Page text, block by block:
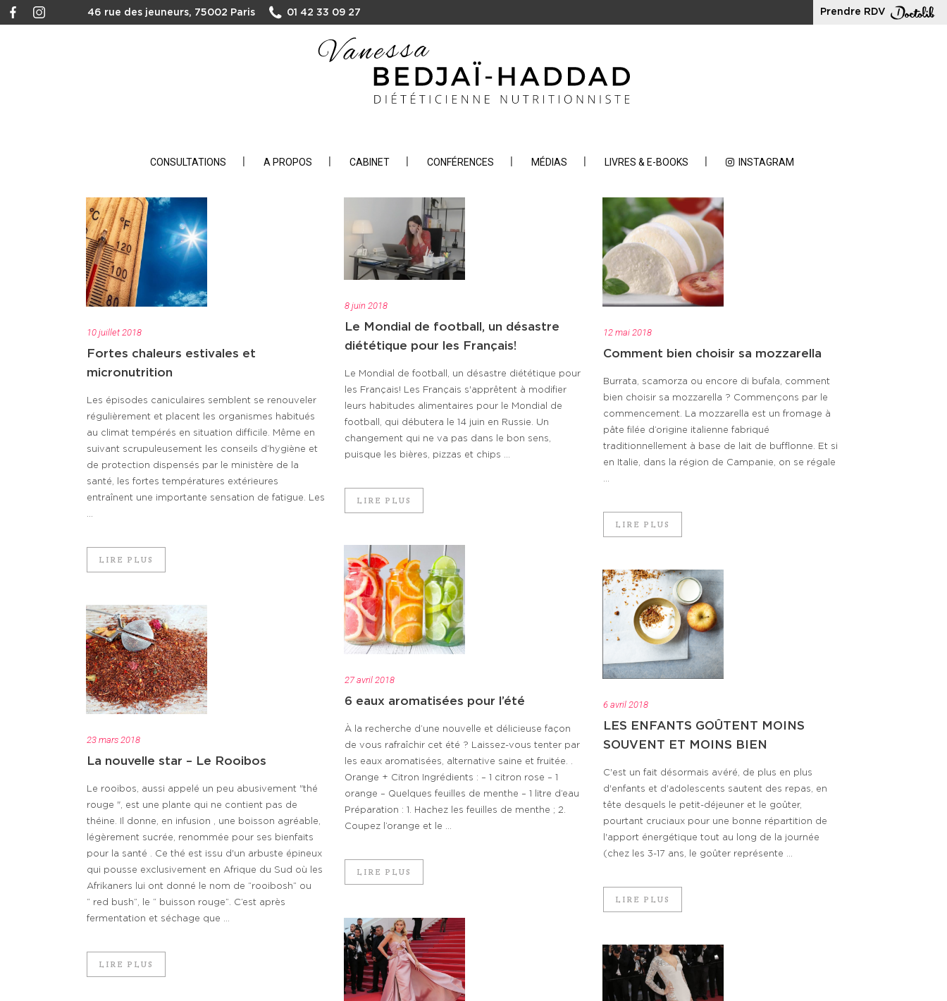
46 rue des jeuneurs, 75002 Paris 01 42 33 09 27 Prendre RDV
CONSULTATIONS A PROPOS CABINET CONFÉRENCES MÉDIAS LIVRES & E-BOOKS INSTAGRAM
10 juillet 2018
Fortes chaleurs estivales et
micronutrition
Les épisodes caniculaires semblent se renouveler
régulièrement et placent les organismes habitués
au climat tempérés en situation difficile. Même en
suivant scrupuleusement les conseils d’hygiène et
de protection dispensés par le ministère de la
santé, les fortes températures extérieures
entraînent une importante sensation de fatigue. Les
...
LIRE PLUS
8 juin 2018
Le Mondial de football, un désastre
diététique pour les Français!
Le Mondial de football, un désastre diététique pour
les Français! Les Français s'apprêtent à modifier
leurs habitudes alimentaires pour le Mondial de
football, qui débutera le 14 juin en Russie. Un
changement qui ne va pas dans le bon sens,
puisque les bières, pizzas et chips ...
LIRE PLUS
12 mai 2018
Comment bien choisir sa mozzarella
Burrata, scamorza ou encore di bufala, comment
bien choisir sa mozzarella ? Commençons par le
commencement. La mozzarella est un fromage à
pâte filée d’origine italienne fabriqué
traditionnellement à base de lait de bufflonne. Et si
en Italie, dans la région de Campanie, on se régale
...
LIRE PLUS
27 avril 2018
6 eaux aromatisées pour l’été
À la recherche d’une nouvelle et délicieuse façon
de vous rafraîchir cet été ? Laissez-vous tenter par
les eaux aromatisées, alternative saine et fruitée. .
Orange + Citron Ingrédients : – 1 citron rose – 1
orange – Quelques feuilles de menthe – 1 litre d’eau
Préparation : 1. Hachez les feuilles de menthe ; 2.
Coupez l’orange et le ...
LIRE PLUS
6 avril 2018
LES ENFANTS GOÛTENT MOINS
SOUVENT ET MOINS BIEN
C'est un fait désormais avéré, de plus en plus
d'enfants et d'adolescents sautent des repas, en
tête desquels le petit-déjeuner et le goûter,
pourtant cruciaux pour une bonne répartition de
l'apport énergétique tout au long de la journée
(chez les 3-17 ans, le goûter représente ...
LIRE PLUS
23 mars 2018
La nouvelle star – Le Rooibos
Le rooibos, aussi appelé un peu abusivement "thé
rouge ", est une plante qui ne contient pas de
théine. Il donne, en infusion , une boisson agréable,
légèrement sucrée, renommée pour ses bienfaits
pour la santé . Ce thé est issu d'un arbuste épineux
qui pousse exclusivement en Afrique du Sud où les
Afrikaners lui ont donné le nom de “rooibosh” ou
“ red bush”, le “ buisson rouge”. C’est après
fermentation et séchage que ...
LIRE PLUS